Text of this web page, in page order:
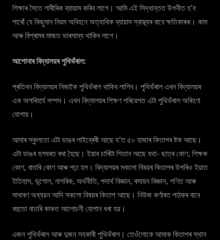
শিক্ষাৰ সৈতে শাৰীৰিক ব্যায়াম কৰিব লাগে। আমি এই সিদ্ধান্তত উপনীত হ’ব
পাৰোঁ যে কিছুমান নিয়ম অবিহনে অত্যাধিক ব্যায়াম স্বাস্থ্যৰ বাবে ক্ষতিকাৰক। কাম
আৰু বিশ্ৰামৰ মাজত ভাৰসাম্য থাকিব লাগে।
আপোনাৰ বিদ্যালয়ৰ পুথিভঁৰাল:
প্ৰতিখন বিদ্যালয়ৰ নিজাকৈ পুথিভঁৰাল থাকিব লাগিব। পুথিভঁৰাল এখন বিদ্যালয়ৰ
এক অপৰিহাৰ্য সম্পদ। এখন বিদ্যালয়ৰ শিক্ষণ পৰিৱেশত এটা পুথিভঁৰাল অৰিহণা
যোগায়।
আমাৰ স্কুলতো এটা ডাঙৰ লাইব্ৰেৰী আছে য’ত ৫০ হাজাৰ কিতাপৰ ষ্টক আছে।
এটা ডাঙৰ হলঘৰত ৰখা হৈছে। ইয়াৰ চাৰিটা শিতান আছে যথা- ছাত্ৰ কোণ, শিক্ষক
কোণ, বাতৰি কোণ আৰু পঢ়া হল। বিদ্যালয়ৰ সকলো বিষয়ৰ কিতাপৰ উপৰিও ইয়াত
ইতিহাস, ভূগোল, নাগৰিক, অৰ্থনীতি, পদাৰ্থ বিজ্ঞান, ৰসায়ন বিজ্ঞান, গণিত আৰু
সাধাৰণ অধ্যয়ন আদি সকলো বিষয়ৰ কিতাপ আছে। নিউজ কৰ্ণাৰত পাঠকৰ বাবে
বহুতো বাতৰি কাকত আলোচনী যোগান ধৰা হয়।
এজন পুথিভঁৰাল আৰু দুজন সহকাৰী পুথিভঁৰাল। তেওঁলোকে আমাক কিতাপৰ স্থান